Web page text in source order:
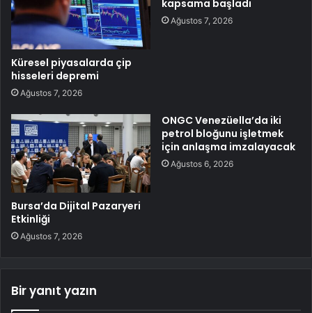
Küresel piyasalarda çip
hisseleri depremi
Ağustos 7, 2026
kapsama başladı
Ağustos 7, 2026
Bursa’da Dijital Pazaryeri
Etkinliği
Ağustos 7, 2026
ONGC Venezüella’da iki
petrol bloğunu işletmek
için anlaşma imzalayacak
Ağustos 6, 2026
Bir yanıt yazın